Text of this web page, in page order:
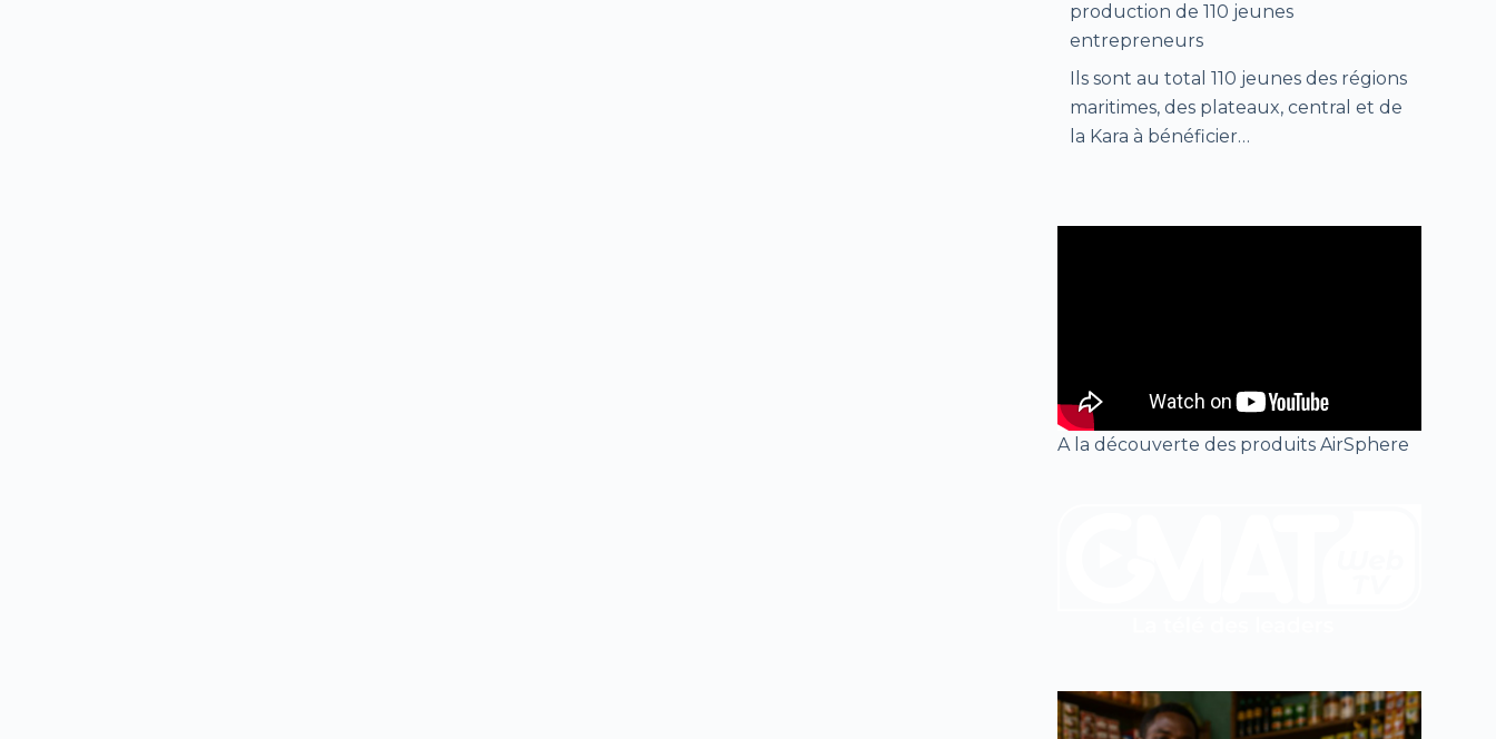
production de 110 jeunes
entrepreneurs
Ils sont au total 110 jeunes des régions
maritimes, des plateaux, central et de
la Kara à bénéficier…
A la découverte des produits AirSphere